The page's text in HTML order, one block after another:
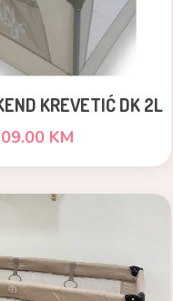
KREVETIĆ DK 2L
BEŽKM